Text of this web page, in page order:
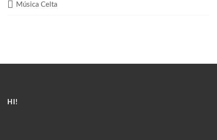
Música Celta
HI!